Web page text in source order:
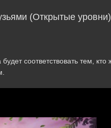
(Открытые
соответствовать тем, кто